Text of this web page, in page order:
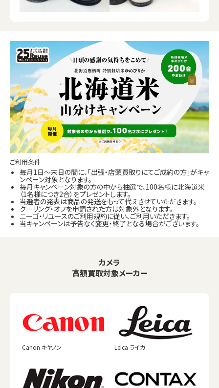
ご利用条件
毎月1日～末日の間に、「出張・店頭買取りにてご成約の方」がキャ
ンペーン対象となります。
毎月キャンペーン対象の方の中から抽選で、100名様に北海道米
（1名様につき2合）をプレゼントします。
当選者の発表は商品の発送をもって代えさせていただきます。
クーリング・オフを申請された方は対象外となります。
ニーゴ・リユースのご利用規約に従い、ご利用いただきます。
当キャンペーンは予告なく変更・終了となる場合がございます。
カメラ
高額買取対象メーカー
Canon キヤノン Leica ライカ